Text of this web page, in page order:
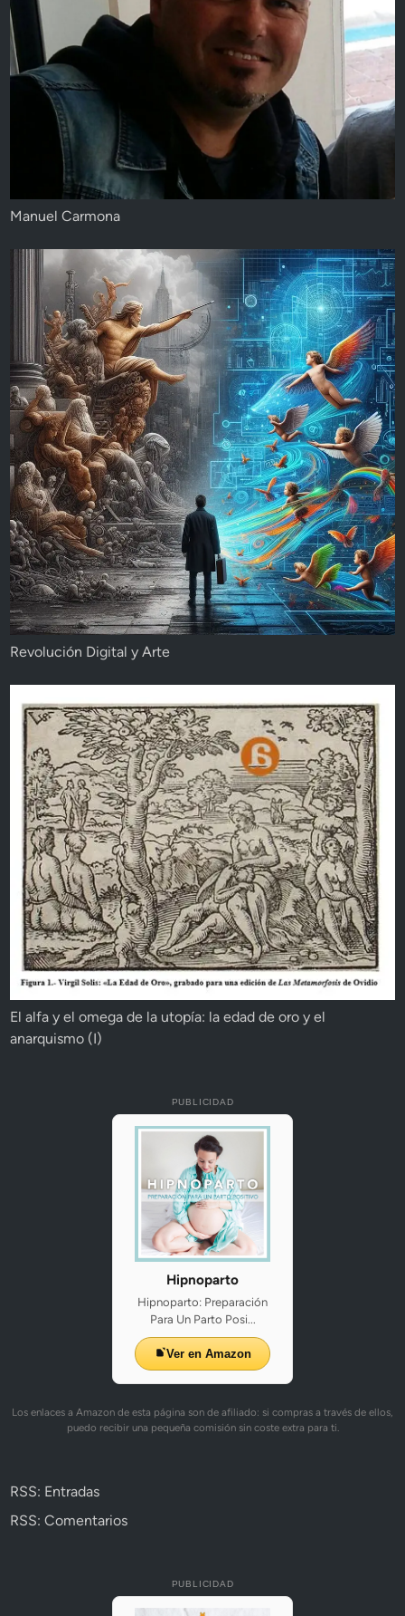
Manuel Carmona
Revolución Digital y Arte
El alfa y el omega de la utopía: la edad de oro y el
anarquismo (I)
PUBLICIDAD
Hipnoparto
Hipnoparto: Preparación
Para Un Parto Posi...
Ver en Amazon
Los enlaces a Amazon de esta página son de afiliado: si compras a través de ellos,
puedo recibir una pequeña comisión sin coste extra para ti.
RSS: Entradas
RSS: Comentarios
PUBLICIDAD